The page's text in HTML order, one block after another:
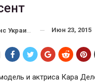
Украина Июн 23, 2015
и актриса Кара